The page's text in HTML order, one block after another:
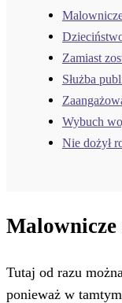
Zamiast
Służba
Wybuch
Nie dożył
Tutaj od razu
ponieważ w